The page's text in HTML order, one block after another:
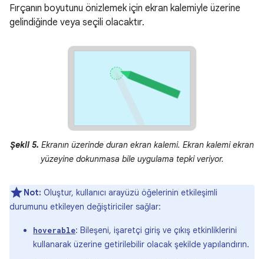
Fırçanın boyutunu önizlemek için ekran kalemiyle üzerine
gelindiğinde veya seçili olacaktır.
Şekil 5. Ekranın üzerinde duran ekran kalemi. Ekran kalemi ekran
yüzeyine dokunmasa bile uygulama tepki veriyor.
Not: Oluştur, kullanıcı arayüzü öğelerinin etkileşimli
durumunu etkileyen değiştiriciler sağlar:
hoverable: Bileşeni, işaretçi giriş ve çıkış etkinliklerini
kullanarak üzerine getirilebilir olacak şekilde yapılandırın.